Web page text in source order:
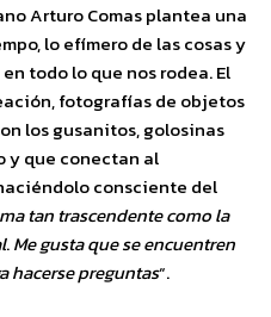
Arturo Comas plantea una
lo efímero de las cosas y
todo lo que nos rodea. El
fotografías de objetos
los gusanitos, golosinas
y que conectan al
consciente del
tan trascendente como la
.Me gusta que se encuentren
hacerse preguntas“.